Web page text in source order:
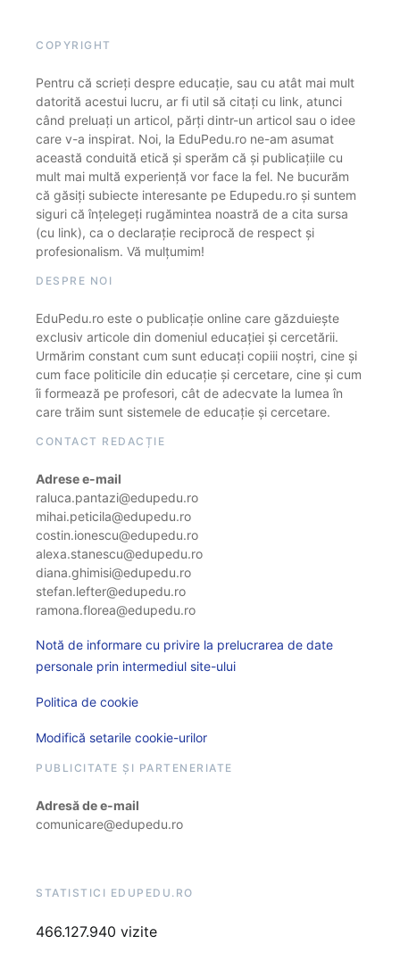
COPYRIGHT
Pentru că scrieți despre educație, sau cu atât mai mult
datorită acestui lucru, ar fi util să citați cu link, atunci
când preluați un articol, părți dintr-un articol sau o idee
care v-a inspirat. Noi, la EduPedu.ro ne-am asumat
această conduită etică și sperăm că și publicațiile cu
mult mai multă experiență vor face la fel. Ne bucurăm
că găsiți subiecte interesante pe Edupedu.ro și suntem
siguri că înțelegeți rugămintea noastră de a cita sursa
(cu link), ca o declarație reciprocă de respect și
profesionalism. Vă mulțumim!
DESPRE NOI
EduPedu.ro este o publicație online care găzduiește
exclusiv articole din domeniul educației și cercetării.
Urmărim constant cum sunt educați copiii noștri, cine și
cum face politicile din educație și cercetare, cine și cum
îi formează pe profesori, cât de adecvate la lumea în
care trăim sunt sistemele de educație și cercetare.
CONTACT REDACȚIE
Adrese e-mail
raluca.pantazi@edupedu.ro
mihai.peticila@edupedu.ro
costin.ionescu@edupedu.ro
alexa.stanescu@edupedu.ro
diana.ghimisi@edupedu.ro
stefan.lefter@edupedu.ro
ramona.florea@edupedu.ro
Notă de informare cu privire la prelucrarea de date
personale prin intermediul site-ului
Politica de cookie
Modifică setarile cookie-urilor
PUBLICITATE ȘI PARTENERIATE
Adresă de e-mail
comunicare@edupedu.ro
STATISTICI EDUPEDU.RO
466.127.940 vizite